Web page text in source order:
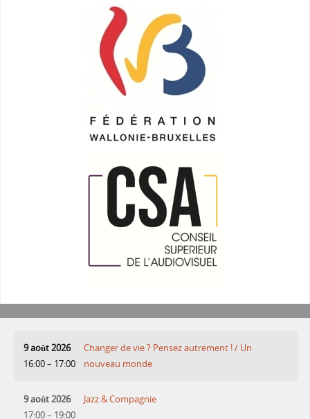
9 août 2026
16:00– 17:00
Changer de vie ? Pensez autrement ! / Un
nouveau monde
9 août 2026
17:00– 19:00
Jazz & Compagnie